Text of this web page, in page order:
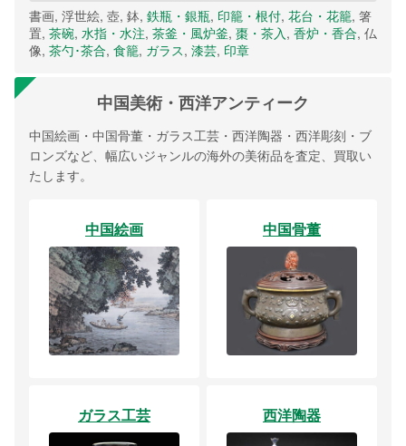
書画, 浮世絵, 壺, 鉢, 鉄瓶・銀瓶, 印籠・根付, 花台・花籠, 箸
置, 茶碗, 水指・水注, 茶釜・風炉釜, 棗・茶入, 香炉・香合, 仏
像, 茶勺･茶合, 食籠, ガラス, 漆芸, 印章
中国美術・西洋アンティーク
中国絵画・中国骨董・ガラス工芸・西洋陶器・西洋彫刻・ブ
ロンズなど、幅広いジャンルの海外の美術品を査定、買取い
たします。
中国絵画 中国骨董
ガラス工芸 西洋陶器